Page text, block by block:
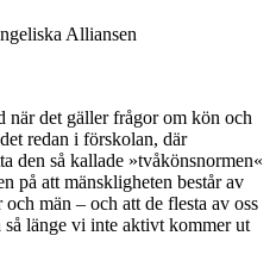
Alliansen
när det gäller frågor om kön och
redan i förskolan, där
den så kallade »tvåkönsnormen«
på att mänskligheten består av
män – och att de flesta av oss
så länge vi inte aktivt kommer ut